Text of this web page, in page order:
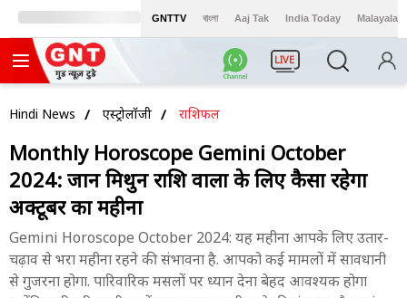
GNTTV বাংলা Aaj Tak India Today Malayalam
LIVE
Hindi News एस्ट्रोलॉजी राशिफल
Monthly Horoscope Gemini October
2024: जानें मिथुन राशि वालों के लिए कैसा रहेगा
अक्टूबर का महीना
Gemini Horoscope October 2024: यह महीना आपके लिए उतार-
चढ़ाव से भरा महीना रहने की संभावना है. आपको कई मामलों में सावधानी
से गुजरना होगा. पारिवारिक मसलों पर ध्यान देना बेहद आवश्यक होगा